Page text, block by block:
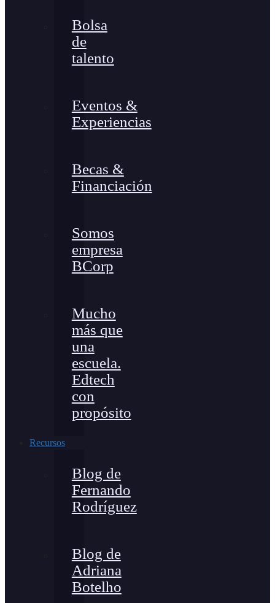
Bolsa
de
talento
Eventos &
Experiencias
Becas &
Financiación
Somos
empresa
BCorp
Mucho
más que
una
escuela.
Edtech
con
propósito
Recursos
Blog de
Fernando
Rodríguez
Blog de
Adriana
Botelho